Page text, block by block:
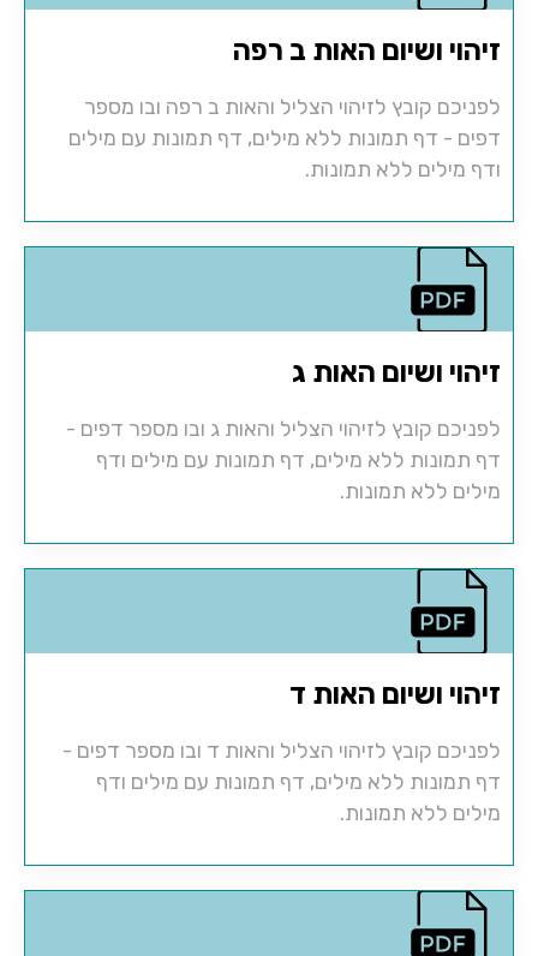
זיהוי ושיום האות ב רפה
לפניכם קובץ לזיהוי הצליל והאות ב רפה ובו מספר
דפים - דף תמונות ללא מילים, דף תמונות עם מילים
ודף מילים ללא תמונות.
זיהוי ושיום האות ג
לפניכם קובץ לזיהוי הצליל והאות ג ובו מספר דפים -
דף תמונות ללא מילים, דף תמונות עם מילים ודף
מילים ללא תמונות.
זיהוי ושיום האות ד
לפניכם קובץ לזיהוי הצליל והאות ד ובו מספר דפים -
דף תמונות ללא מילים, דף תמונות עם מילים ודף
מילים ללא תמונות.